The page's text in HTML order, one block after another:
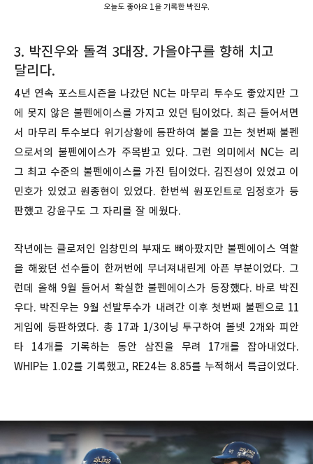
오늘도 좋아요 1을 기록한 박진우.
3. 박진우와 돌격 3대장. 가을야구를 향해 치고
달리다.
4년 연속 포스트시즌을 나갔던 NC는 마무리 투수도 좋았지만 그
에 못지 않은 불펜에이스를 가지고 있던 팀이었다. 최근 들어서면
서 마무리 투수보다 위기상황에 등판하여 불을 끄는 첫번째 불펜
으로서의 불펜에이스가 주목받고 있다. 그런 의미에서 NC는 리
그 최고 수준의 불펜에이스를 가진 팀이었다. 김진성이 있었고 이
민호가 있었고 원종현이 있었다. 한번씩 원포인트로 임정호가 등
판했고 강윤구도 그 자리를 잘 메웠다.
작년에는 클로저인 임창민의 부재도 뼈아팠지만 불펜에이스 역할
을 해왔던 선수들이 한꺼번에 무너져내린게 아픈 부분이었다. 그
런데 올해 9월 들어서 확실한 불펜에이스가 등장했다. 바로 박진
우다. 박진우는 9월 선발투수가 내려간 이후 첫번째 불펜으로 11
게임에 등판하였다. 총 17과 1/3이닝 투구하여 볼넷 2개와 피안
타 14개를 기록하는 동안 삼진을 무려 17개를 잡아내었다.
WHIP는 1.02를 기록했고, RE24는 8.85를 누적해서 특급이었다.